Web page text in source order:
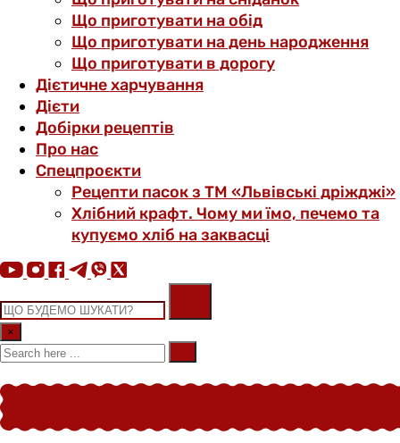
Що приготувати на обід
Що приготувати на день народження
Що приготувати в дорогу
Дієтичне харчування
Дієти
Добірки рецептів
Про нас
Спецпроєкти
Рецепти пасок з ТМ «Львівські дріжджі»
Хлібний крафт. Чому ми їмо, печемо та
купуємо хліб на заквасці
×